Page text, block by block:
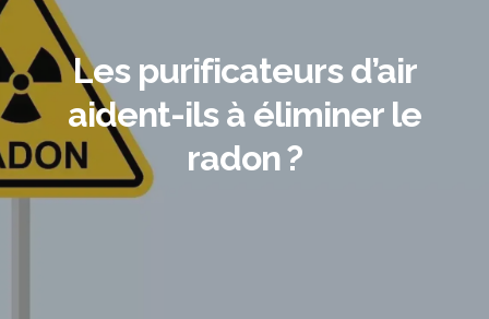
Les purificateurs d’air
aident-ils à éliminer le
radon ?